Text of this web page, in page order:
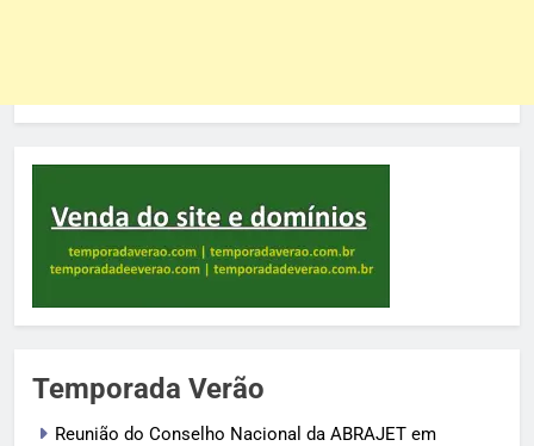
Temporada Verão
Reunião do Conselho Nacional da ABRAJET em